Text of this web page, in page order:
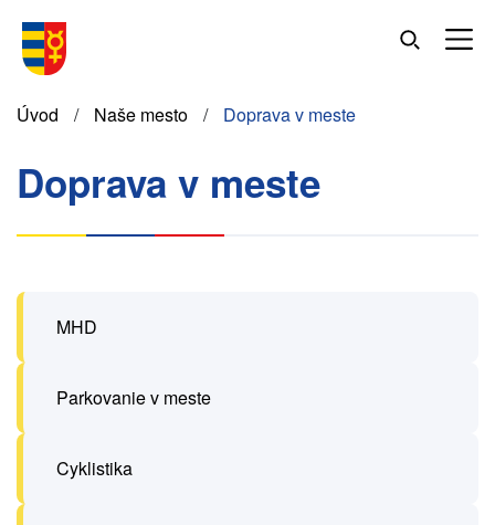
hlavný
Omrvinka
Úvod Naše mesto Doprava v meste
Doprava v meste
MHD
Parkovanie v meste
Cyklistika